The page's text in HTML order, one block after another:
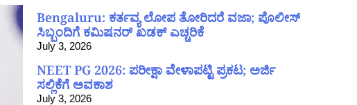
Bengaluru: ಕರ್ತವ್ಯ ಲೋಪ ತೋರಿದರೆ ವಜಾ; ಪೊಲೀಸ್
ಸಿಬ್ಬಂದಿಗೆ ಕಮಿಷನರ್ ಖಡಕ್ ಎಚ್ಚರಿಕೆ
July 3, 2026
NEET PG 2026: ಪರೀಕ್ಷಾ ವೇಳಾಪಟ್ಟಿ ಪ್ರಕಟ; ಅರ್ಜಿ
ಸಲ್ಲಿಕೆಗೆ ಅವಕಾಶ
July 3, 2026